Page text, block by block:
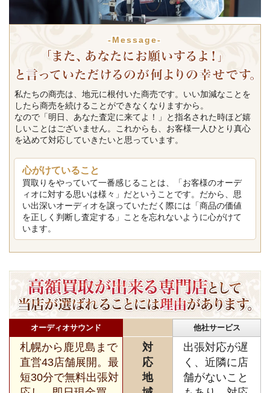
-Message-
私たちの商売は、地元に根付いた商売です。いい加減なことを
したら商売を続けることができなくなりますから。
なので「明日、あなた査定に来てよ！」と指名された時ほど嬉
しいことはございません。これからも、お客様一人ひとり真心
を込めて対応していきたいと思っています。
心がけていること
買取りをやっていて一番感じることは、「お客様のオーデ
ィオに対する思いは様々」だということです。だから、思
い出深いオーディオを譲っていただく際には「商品の価値
を正しく判断し査定する」ことを忘れないように心がけて
います。
オーディオサウンド 他社サービス
札幌から鹿児島まで
直営43店舗展開。最
短30分で無料出張対
対
応
地
出張対応が遅
く、近隣に店
舗がないこと